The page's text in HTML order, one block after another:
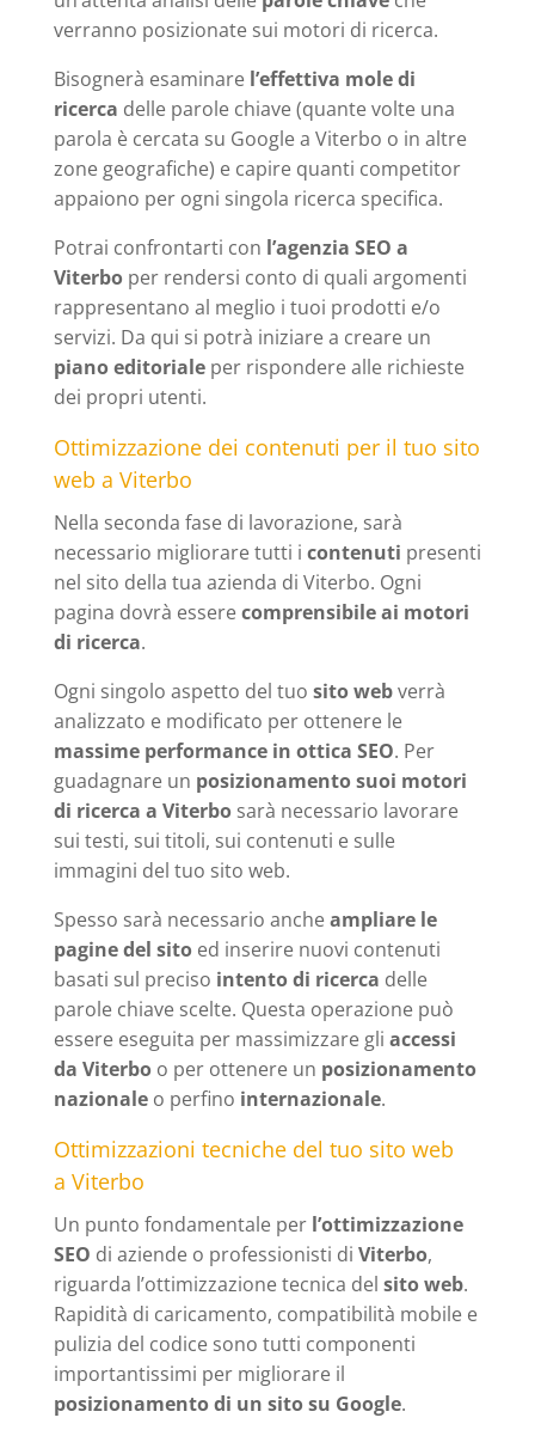
verranno posizionate sui motori di ricerca.
Bisognerà esaminare l’effettiva mole di
ricerca delle parole chiave (quante volte una
parola è cercata su Google a Viterbo o in altre
zone geografiche) e capire quanti competitor
appaiono per ogni singola ricerca specifica.
Potrai confrontarti con l’agenzia SEO a
Viterboper rendersi conto di quali argomenti
rappresentano al meglio i tuoi prodotti e/o
servizi. Da qui si potrà iniziare a creare un
piano editorialeper rispondere alle richieste
dei propri utenti.
Ottimizzazione dei contenuti per il tuo sito
web a Viterbo
Nella seconda fase di lavorazione, sarà
necessario migliorare tutti i contenuti presenti
nel sito della tua azienda di Viterbo. Ogni
pagina dovrà esserecomprensibile ai motori
di ricerca.
Ogni singolo aspetto del tuo sito webverrà
analizzato e modificato per ottenere le
massime performance in ottica SEO. Per
guadagnare un posizionamento suoi motori
di ricerca a Viterbosarà necessario lavorare
sui testi, sui titoli, sui contenuti e sulle
immagini del tuo sito web.
Spesso sarà necessario ancheampliare le
pagine del sitoed inserire nuovi contenuti
basati sul preciso intento di ricerca delle
parole chiave scelte. Questa operazione può
essere eseguita per massimizzare gli accessi
da Viterboo per ottenere un posizionamento
nazionaleo perfino internazionale.
Ottimizzazioni tecniche del tuo sito web
a Viterbo
Un punto fondamentale per l’ottimizzazione
SEO di aziende o professionisti di Viterbo,
riguarda l’ottimizzazione tecnica del sito web.
Rapidità di caricamento, compatibilità mobile e
pulizia del codice sono tutti componenti
importantissimi per migliorare il
posizionamento di un sito su Google.